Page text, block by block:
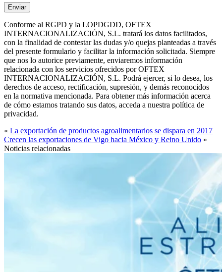
Conforme al RGPD y la LOPDGDD, OFTEX
INTERNACIONALIZACIÓN, S.L. tratará los datos facilitados,
con la finalidad de contestar las dudas y/o quejas planteadas a través
del presente formulario y facilitar la información solicitada. Siempre
que nos lo autorice previamente, enviaremos información
relacionada con los servicios ofrecidos por OFTEX
INTERNACIONALIZACIÓN, S.L. Podrá ejercer, si lo desea, los
derechos de acceso, rectificación, supresión, y demás reconocidos
en la normativa mencionada. Para obtener más información acerca
de cómo estamos tratando sus datos, acceda a nuestra política de
privacidad.
« La exportación de productos agroalimentarios se dispara en 2017
Crecen las exportaciones de Vigo hacia México y Reino Unido »
Noticias relacionadas